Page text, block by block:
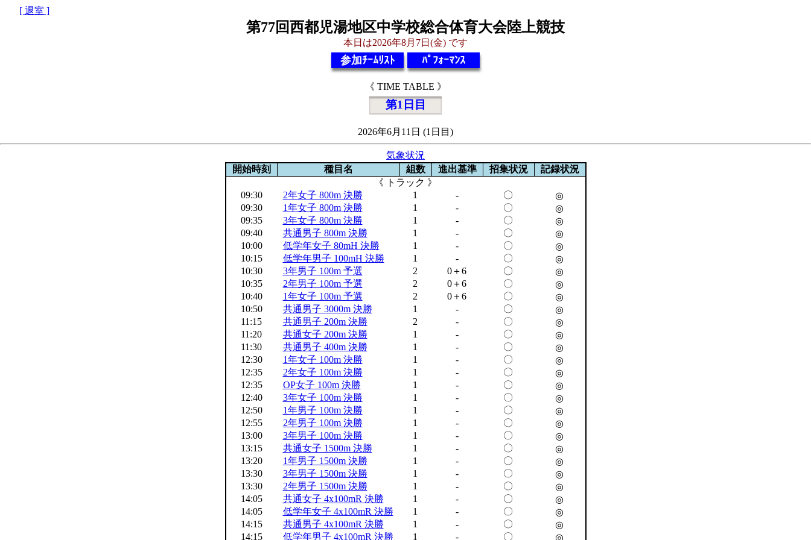
[ 退室 ]
第77回西都児湯地区中学校総合体育大会陸上競技
本日は2026年8月7日(金) です
参加ﾁｰﾑﾘｽﾄ ﾊﾟﾌｫｰﾏﾝｽ
《 TIME TABLE 》
第1日目
2026年6月11日 (1日目)
気象状況
開始時刻
種目名 組数 進出基準 招集状況
記録状況
《 トラック 》
09:30
2年女子 800m 決勝 1 - 〇
◎
09:30
1年女子 800m 決勝 1 - 〇
◎
09:35
3年女子 800m 決勝 1 - 〇
◎
09:40
共通男子 800m 決勝 1 - 〇
◎
10:00
低学年女子 80mH 決勝 1 - 〇
◎
10:15
低学年男子 100mH 決勝 1 - 〇
◎
10:30
3年男子 100m 予選 2 0＋6 〇
◎
10:35
2年男子 100m 予選 2 0＋6 〇
◎
10:40
1年女子 100m 予選 2 0＋6 〇
◎
10:50
共通男子 3000m 決勝 1 - 〇
◎
11:15
共通男子 200m 決勝 2 - 〇
◎
11:20
共通女子 200m 決勝 1 - 〇
◎
11:30
共通男子 400m 決勝 1 - 〇
◎
12:30
1年女子 100m 決勝 1 - 〇
◎
12:35
2年女子 100m 決勝 1 - 〇
◎
12:35
OP女子 100m 決勝 1 - 〇
◎
12:40
3年女子 100m 決勝 1 - 〇
◎
12:50
1年男子 100m 決勝 1 - 〇
◎
12:55
2年男子 100m 決勝 1 - 〇
◎
13:00
3年男子 100m 決勝 1 - 〇
◎
13:15
共通女子 1500m 決勝 1 - 〇
◎
13:20
1年男子 1500m 決勝 1 - 〇
◎
13:30
3年男子 1500m 決勝 1 - 〇
◎
13:30
2年男子 1500m 決勝 1 - 〇
◎
14:05
共通女子 4x100mR 決勝 1 - 〇
◎
14:05
低学年女子 4x100mR 決勝 1 - 〇
◎
14:15
共通男子 4x100mR 決勝 1 - 〇
◎
14:15
低学年男子 4x100mR 決勝 1 - 〇 ◎